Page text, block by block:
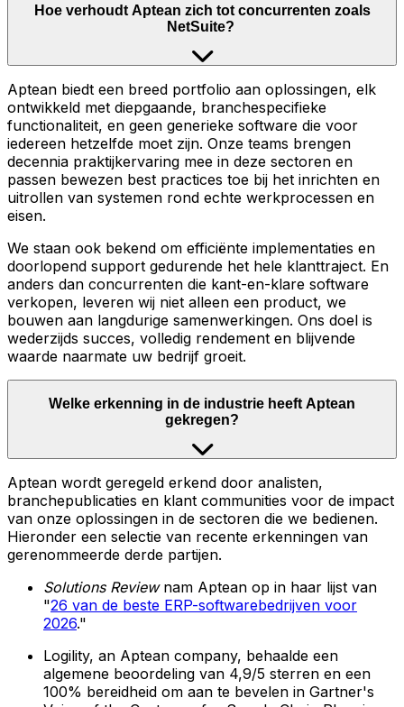
Hoe verhoudt Aptean zich tot concurrenten zoals
NetSuite?
Aptean biedt een breed portfolio aan oplossingen, elk
ontwikkeld met diepgaande, branchespecifieke
functionaliteit, en geen generieke software die voor
iedereen hetzelfde moet zijn. Onze teams brengen
decennia praktijkervaring mee in deze sectoren en
passen bewezen best practices toe bij het inrichten en
uitrollen van systemen rond echte werkprocessen en
eisen.
We staan ook bekend om efficiënte implementaties en
doorlopend support gedurende het hele klanttraject. En
anders dan concurrenten die kant-en-klare software
verkopen, leveren wij niet alleen een product, we
bouwen aan langdurige samenwerkingen. Ons doel is
wederzijds succes, volledig rendement en blijvende
waarde naarmate uw bedrijf groeit.
Welke erkenning in de industrie heeft Aptean
gekregen?
Aptean wordt geregeld erkend door analisten,
branchepublicaties en klant communities voor de impact
van onze oplossingen in de sectoren die we bedienen.
Hieronder een selectie van recente erkenningen van
gerenommeerde derde partijen.
Solutions Reviewnam Aptean op in haar lijst van
"26 van de beste ERP-softwarebedrijven voor
2026."
Logility, an Aptean company, behaalde een
algemene beoordeling van 4,9/5 sterren en een
100% bereidheid om aan te bevelen in Gartner's